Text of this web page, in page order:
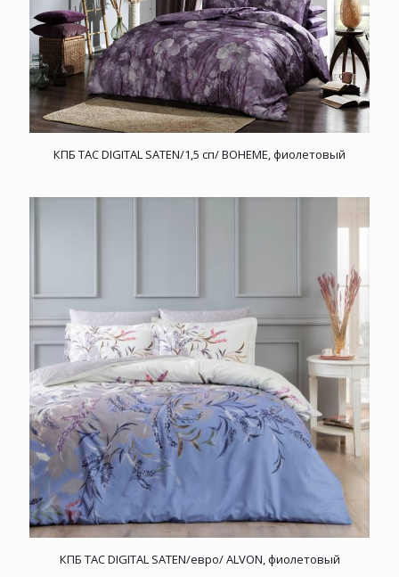
КПБ TAC DIGITAL SATEN/1,5 сп/ BOHEME, фиолетовый
КПБ TAC DIGITAL SATEN/евро/ ALVON, фиолетовый